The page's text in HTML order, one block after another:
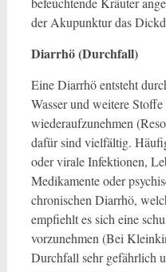
der Akupunktur das
Diarrhö (Durchfall)
Eine Diarrhö entsteht
Wasser und weitere
wiederaufzunehmen
dafür sind vielfältig.
oder virale Infektionen,
Medikamente oder
chronischen Diarrhö,
empfiehlt es sich eine
vorzunehmen (Bei
Durchfall sehr gefährlich